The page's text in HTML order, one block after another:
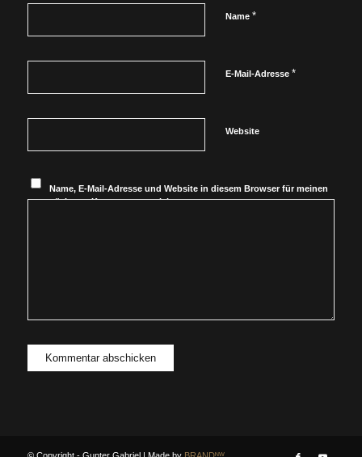
Name *
E-Mail-Adresse *
Website
Name, E-Mail-Adresse und Website in diesem Browser für meinen
nächsten Kommentar speichern.